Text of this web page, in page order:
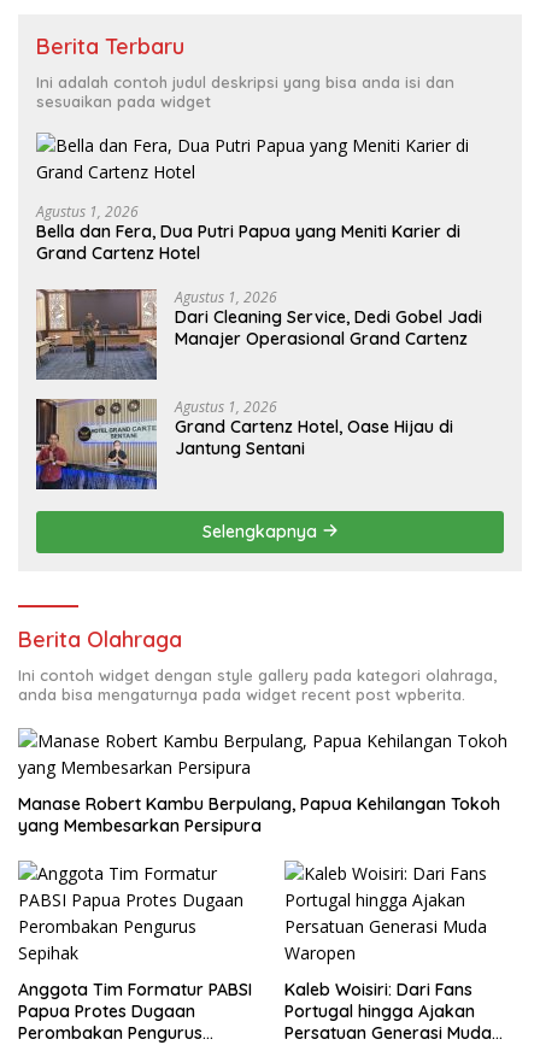
Berita Terbaru
Ini adalah contoh judul deskripsi yang bisa anda isi dan
sesuaikan pada widget
Agustus 1, 2026
Bella dan Fera, Dua Putri Papua yang Meniti Karier di
Grand Cartenz Hotel
Agustus 1, 2026
Dari Cleaning Service, Dedi Gobel Jadi
Manajer Operasional Grand Cartenz
Agustus 1, 2026
Grand Cartenz Hotel, Oase Hijau di
Jantung Sentani
Selengkapnya
Berita Olahraga
Ini contoh widget dengan style gallery pada kategori olahraga,
anda bisa mengaturnya pada widget recent post wpberita.
Manase Robert Kambu Berpulang, Papua Kehilangan Tokoh
yang Membesarkan Persipura
Anggota Tim Formatur PABSI
Papua Protes Dugaan
Perombakan Pengurus
Kaleb Woisiri: Dari Fans
Portugal hingga Ajakan
Persatuan Generasi Muda